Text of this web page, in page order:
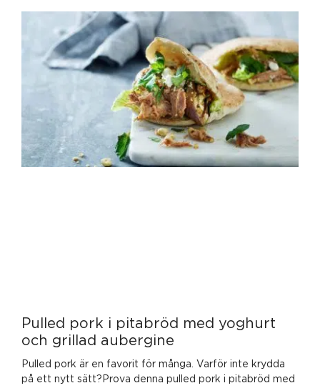
Pulled pork i pitabröd med yoghurt
och grillad aubergine
Pulled pork är en favorit för många. Varför inte krydda
på ett nytt sätt?Prova denna pulled pork i pitabröd med